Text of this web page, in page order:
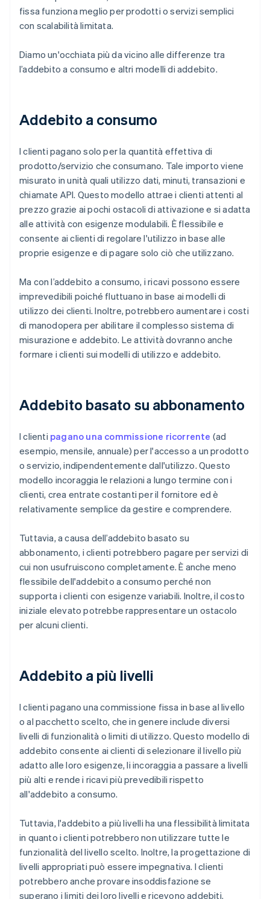
fissa funziona meglio per prodotti o servizi semplici
con scalabilità limitata.
Diamo un'occhiata più da vicino alle differenze tra
l’addebito a consumo e altri modelli di addebito.
Addebito a consumo
I clienti pagano solo per la quantità effettiva di
prodotto/servizio che consumano. Tale importo viene
misurato in unità quali utilizzo dati, minuti, transazioni e
chiamate API. Questo modello attrae i clienti attenti al
prezzo grazie ai pochi ostacoli di attivazione e si adatta
alle attività con esigenze modulabili. È flessibile e
consente ai clienti di regolare l'utilizzo in base alle
proprie esigenze e di pagare solo ciò che utilizzano.
Ma con l’addebito a consumo, i ricavi possono essere
imprevedibili poiché fluttuano in base ai modelli di
utilizzo dei clienti. Inoltre, potrebbero aumentare i costi
di manodopera per abilitare il complesso sistema di
misurazione e addebito. Le attività dovranno anche
formare i clienti sui modelli di utilizzo e addebito.
Addebito basato su abbonamento
I clienti pagano una commissione ricorrente (ad
esempio, mensile, annuale) per l'accesso a un prodotto
o servizio, indipendentemente dall'utilizzo. Questo
modello incoraggia le relazioni a lungo termine con i
clienti, crea entrate costanti per il fornitore ed è
relativamente semplice da gestire e comprendere.
Tuttavia, a causa dell’addebito basato su
abbonamento, i clienti potrebbero pagare per servizi di
cui non usufruiscono completamente. È anche meno
flessibile dell'addebito a consumo perché non
supporta i clienti con esigenze variabili. Inoltre, il costo
iniziale elevato potrebbe rappresentare un ostacolo
per alcuni clienti.
Addebito a più livelli
I clienti pagano una commissione fissa in base al livello
o al pacchetto scelto, che in genere include diversi
livelli di funzionalità o limiti di utilizzo. Questo modello di
addebito consente ai clienti di selezionare il livello più
adatto alle loro esigenze, li incoraggia a passare a livelli
più alti e rende i ricavi più prevedibili rispetto
all'addebito a consumo.
Tuttavia, l'addebito a più livelli ha una flessibilità limitata
in quanto i clienti potrebbero non utilizzare tutte le
funzionalità del livello scelto. Inoltre, la progettazione di
livelli appropriati può essere impegnativa. I clienti
potrebbero anche provare insoddisfazione se
superano i limiti dei loro livelli e ricevono addebiti.